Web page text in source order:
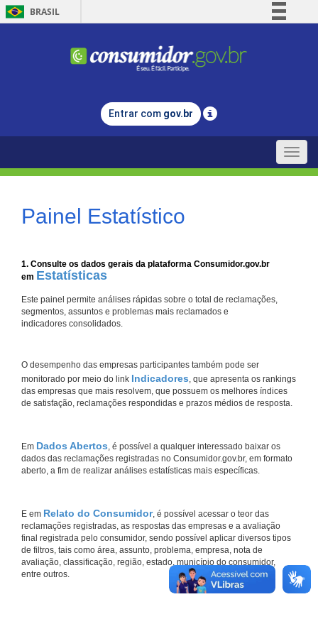
BRASIL
Comunica BR
Legislação
Entrar com gov.br
Toggle
Painel Estatístico
1. Consulte os dados gerais da plataforma Consumidor.gov.br
em Estatísticas
Este painel permite análises rápidas sobre o total de reclamações,
segmentos, assuntos e problemas mais reclamados e
indicadores consolidados.
O desempenho das empresas participantes também pode ser
monitorado por meio do link Indicadores, que apresenta os rankings
das empresas que mais resolvem, que possuem os melhores índices
de satisfação, reclamações respondidas e prazos médios de resposta.
Em Dados Abertos, é possível a qualquer interessado baixar os
dados das reclamações registradas no Consumidor.gov.br, em formato
aberto, a fim de realizar análises estatísticas mais específicas.
E em Relato do Consumidor, é possível acessar o teor das
reclamações registradas, as respostas das empresas e a avaliação
final registrada pelo consumidor, sendo possível aplicar diversos tipos
de filtros, tais como área, assunto, problema, empresa, nota de
avaliação, classificação, região, estado, município do consumidor,
entre outros.